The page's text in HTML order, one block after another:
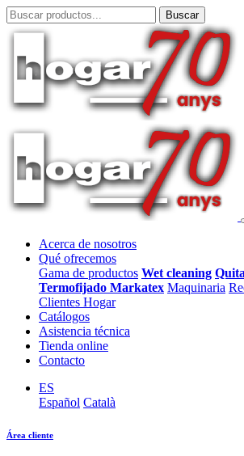
Acerca de nosotros
Qué ofrecemos
Gama de productos Wet cleaning
Termofijado Markatex Maquinaria
Clientes Hogar
Catálogos
Asistencia técnica
Tienda online
Contacto
ES
Español Català
Área cliente